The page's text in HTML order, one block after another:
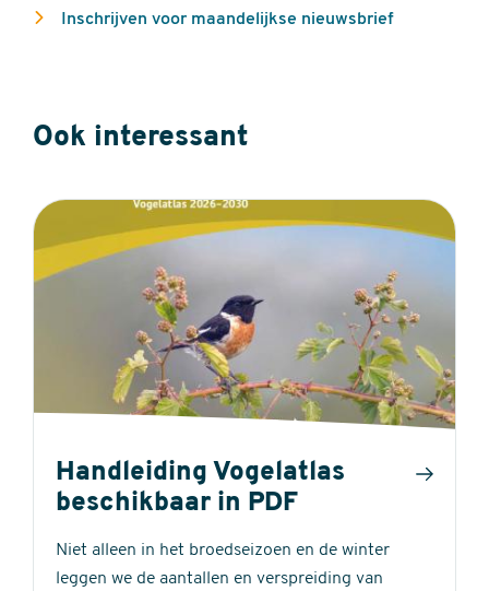
Inschrijven voor maandelijkse nieuwsbrief
Ook interessant
Handleiding Vogelatlas
beschikbaar in PDF
Niet alleen in het broedseizoen en de winter
leggen we de aantallen en verspreiding van